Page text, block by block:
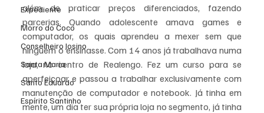
Expediente
Morro do Coco
Conselheiro Josino
Santa Maria
Santo Eduardo
Espírito Santinho
além de praticar preços diferenciados, fazendo
parcerias. Quando adolescente amava games e
computador, os quais aprendeu a mexer sem que
ninguém o ensinasse. Com 14 anos já trabalhava numa
loja, no centro de Realengo. Fez um curso para se
aperfeiçoar e passou a trabalhar exclusivamente com
manutenção de computador e notebook. Já tinha em
mente, um dia ter sua própria loja no segmento, já tinha